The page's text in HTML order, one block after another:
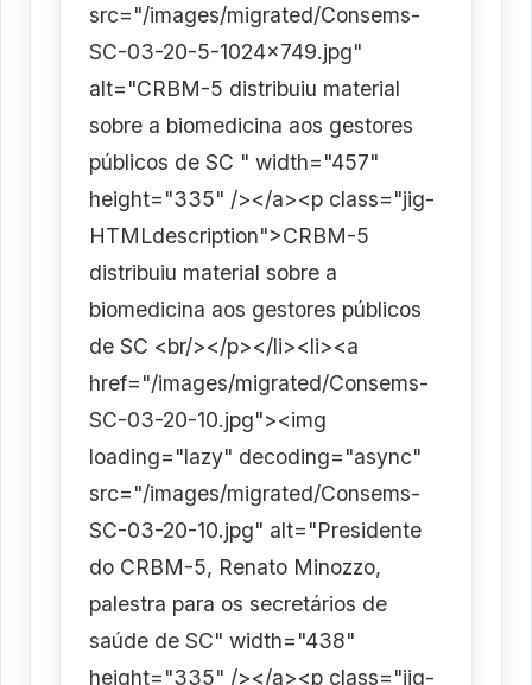
src="/images/migrated/Consems-
SC-03-20-5-1024x749.jpg"
alt="CRBM-5 distribuiu material
sobre a biomedicina aos gestores
públicos de SC " width="457"
height="335" /></a><p class="jig-
HTMLdescription">CRBM-5
distribuiu material sobre a
biomedicina aos gestores públicos
de SC <br/></p></li><li><a
href="/images/migrated/Consems-
SC-03-20-10.jpg"><img
loading="lazy" decoding="async"
src="/images/migrated/Consems-
SC-03-20-10.jpg" alt="Presidente
do CRBM-5, Renato Minozzo,
palestra para os secretários de
saúde de SC" width="438"
height="335" /></a><p class="jig-